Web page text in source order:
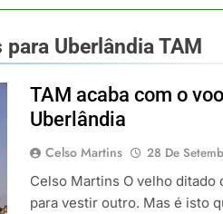
Turismo na Serra Catarinense:
Toda a Europa em Um Só
Por Dentro do Atomium:
4 De Agosto De 2026
Uberlândia TAM
TAM acaba com o
Uberlândia
Celso Martins 28 De
Celso Martins O velho ditado
para vestir outro. Mas é isto